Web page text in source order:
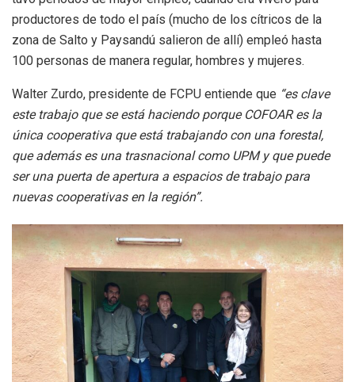
productores de todo el país (mucho de los cítricos de la
zona de Salto y Paysandú salieron de allí) empleó hasta
100 personas de manera regular, hombres y mujeres.
Walter Zurdo, presidente de FCPU entiende que “es clave
este trabajo que se está haciendo porque COFOAR es la
única cooperativa que está trabajando con una forestal,
que además es una trasnacional como UPM y que puede
ser una puerta de apertura a espacios de trabajo para
nuevas cooperativas en la región”.